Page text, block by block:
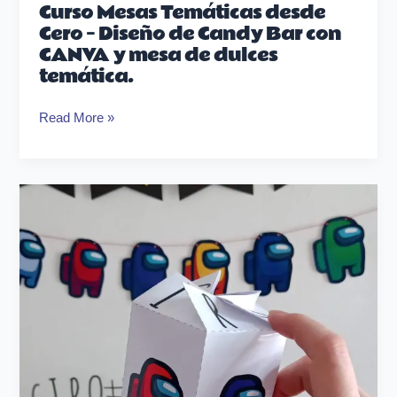
Curso Mesas Temáticas desde
Cero – Diseño de Candy Bar con
CANVA y mesa de dulces
temática.
mesa
de
dulces
temática.
Read More »
Seguí
esto
si
querés
fracasar.
emprendedores.